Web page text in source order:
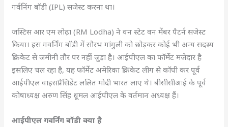
गर्वनिंग बॉडी (IPL) सजेस्ट करना था।
जस्टिस आर एम लोढ़ा (RM Lodha) ने वन स्टेट वन मेंबर पैटर्न सजेस्ट
किया। इस गवर्निंग बॉडी में सौरभ गांगुली को छोड़कर कोई भी अन्य सदस्य
क्रिकेट से जमीनी तौर पर नहीं जुड़ा है। आईपीएल का फॉर्मेट मजेदार है
इसलिए चल रहा है, यह फॉर्मेट अमेरिका क्रिकेट लीग से कॉपी कर पूर्व
आईपीएल वाइसप्रेसिडेंट ललित मोदी भारत लाए थे। बीसीसीआई के पूर्व
कोषाध्यक्ष अरुण सिंह धूमल आईपीएल के वर्तमान अध्यक्ष हैं।
आईपीएल गवर्निंग बॉडी क्या है